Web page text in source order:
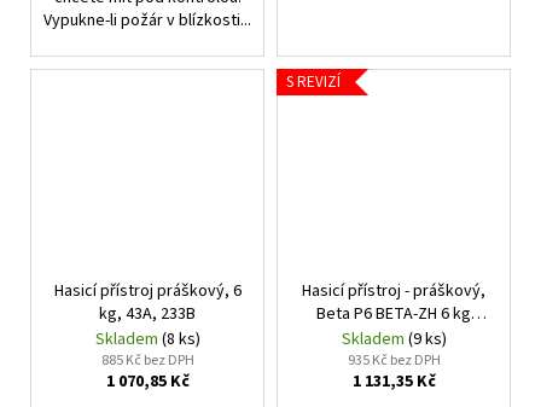
Vypukne-li požár v blízkosti...
Hasicí přístroj práškový, 6
kg, 43A, 233B
Skladem (8 ks)
885 Kč bez DPH
1 070,85 Kč
S REVIZÍ
Hasicí přístroj - práškový,
Beta P6 BETA-ZH 6 kg
(43A)
Skladem (9 ks)
935 Kč bez DPH
1 131,35 Kč